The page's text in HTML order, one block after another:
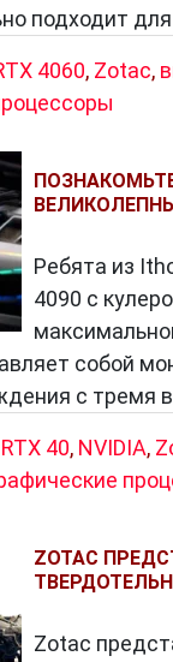
подходит
4060, Zotac,
Ребята из
4090 с
собой
с тремя
40, NVIDIA,
ZOTAC
Zotac